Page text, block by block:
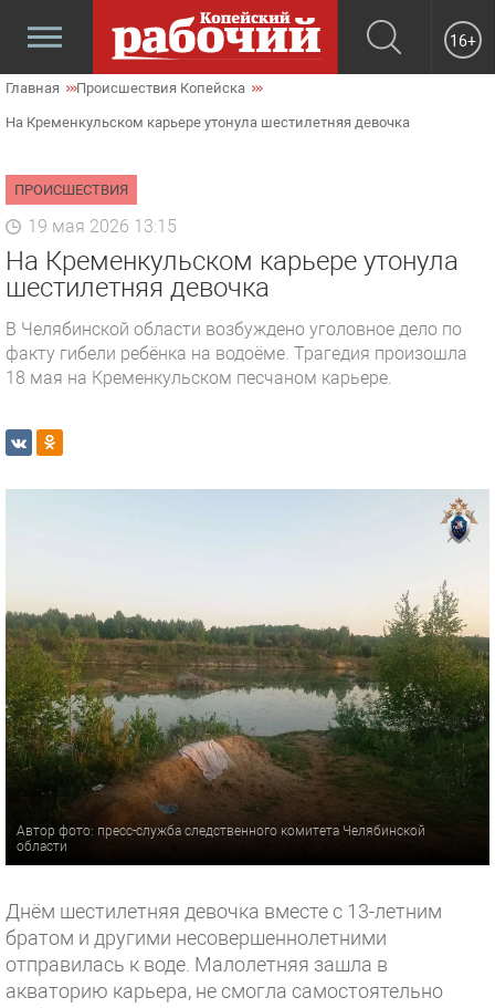
16+
Главная Происшествия Копейска
На Кременкульском карьере утонула шестилетняя девочка
ПРОИСШЕСТВИЯ
19 мая 2026 13:15
На Кременкульском карьере утонула
шестилетняя девочка
В Челябинской области возбуждено уголовное дело по
факту гибели ребёнка на водоёме. Трагедия произошла
18 мая на Кременкульском песчаном карьере.
Автор фото: пресс-служба следственного комитета Челябинской
области
Днём шестилетняя девочка вместе с 13-летним
братом и другими несовершеннолетними
отправилась к воде. Малолетняя зашла в
акваторию карьера, не смогла самостоятельно